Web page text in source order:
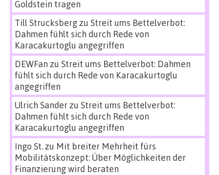
Goldstein tragen
Till Strucksbergzu Streit ums Bettelverbot:
Dahmen fühlt sich durch Rede von
Karacakurtoglu angegriffen
DEWFan zu Streit ums Bettelverbot: Dahmen
fühlt sich durch Rede von Karacakurtoglu
angegriffen
Ulrich Sanderzu Streit ums Bettelverbot:
Dahmen fühlt sich durch Rede von
Karacakurtoglu angegriffen
Ingo St.zu Mit breiter Mehrheit fürs
Mobilitätskonzept: Über Möglichkeiten der
Finanzierung wird beraten